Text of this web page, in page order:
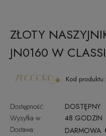
ZŁOTY
JN0160 W
Kod produktu:
Dostępność:
DOSTĘPNY
Wysyłka w:
48 GODZIN
Dostawa:
DARMOWA